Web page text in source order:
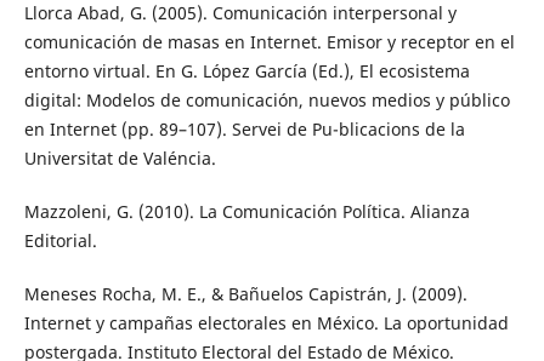
Llorca Abad, G. (2005). Comunicación interpersonal y
comunicación de masas en Internet. Emisor y receptor en el
entorno virtual. En G. López García (Ed.), El ecosistema
digital: Modelos de comunicación, nuevos medios y público
en Internet (pp. 89–107). Servei de Pu-blicacions de la
Universitat de Valéncia.
Mazzoleni, G. (2010). La Comunicación Política. Alianza
Editorial.
Meneses Rocha, M. E., & Bañuelos Capistrán, J. (2009).
Internet y campañas electorales en México. La oportunidad
postergada. Instituto Electoral del Estado de México.